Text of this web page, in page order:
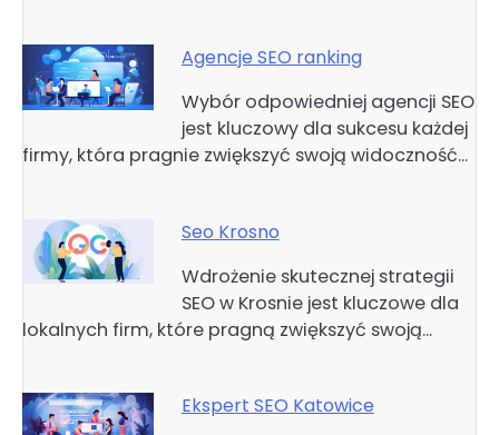
Agencje SEO ranking
Wybór odpowiedniej agencji SEO
jest kluczowy dla sukcesu każdej
firmy, która pragnie zwiększyć swoją widoczność…
Seo Krosno
Wdrożenie skutecznej strategii
SEO w Krosnie jest kluczowe dla
lokalnych firm, które pragną zwiększyć swoją…
Ekspert SEO Katowice